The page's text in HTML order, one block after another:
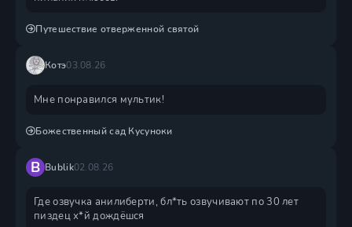
Путешествие отверженной святой
Котэ03.08.26
Мне понравился мультик!
Божественный сад Кусуноки
B Bublik02.08.26
Где озвучка анилиберти, бл*ть озвучивают по 30 лет
пиздец х*й дождëшся